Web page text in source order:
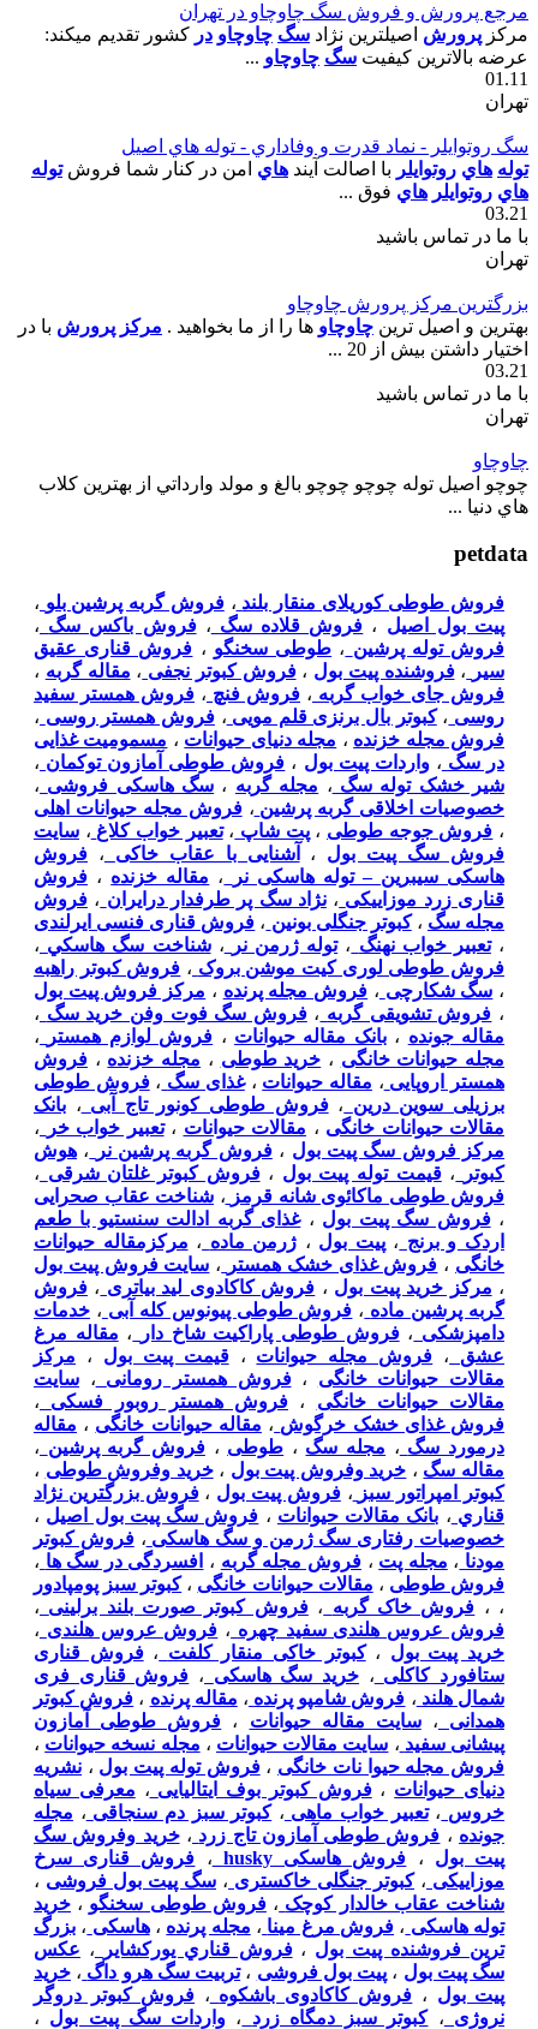
مرجع پرورش و فروش سگ چاوچاو در تهران
مرکز پرورش اصيلترين نژاد سگ چاوچاو در کشور تقديم ميکند:
عرضه بالاترين کيفيت سگ چاوچاو ...
01.11
تهران
سگ روتوايلر - نماد قدرت و وفاداري - توله هاي اصيل
توله هاي روتوايلر با اصالت آيند هاي امن در کنار شما فروشتوله
هاي روتوايلر هاي فوق ...
03.21
با ما در تماس باشید
تهران
بزرگترين مرکز پرورش چاوچاو
بهترين و اصيل ترين چاوچاو ها را از ما بخواهيد . مرکز پرورش با در
اختيار داشتن بيش از 20 ...
03.21
با ما در تماس باشید
تهران
چاوچاو
چوچو اصيل توله چوچو چوچو بالغ و مولد وارداتي از بهترين کلاب
هاي دنيا ...
petdata
فروش طوطی کوریلای منقار بلند ،فروش گربه پرشین بلو ،
پیت بول اصیل ، فروش قلاده سگ ،فروش باکس سگ ،
فروش توله پرشین ، طوطی سخنگو ، فروش قناری عقیق
سیر
،فروشنده پیت بول ،فروش کبوتر نجفی ، مقاله گربه ،
فروش جای خواب گربه ، فروش فنچ ، فروش همستر سفید
روسی ،کبوتر بال برنزی قلم مویی ،فروش همستر روسی ،
فروش مجله خزنده ، مجله دنیای حیوانات ، مسمومیت غذایی
در سگ ،واردات پیت بول ، فروش طوطی آمازون توکمان ،
شیر خشک توله سگ ، مجله گربه ، سگ هاسکی فروشی ،
خصوصیات اخلاقی گربه پرشین ،فروش مجله حیوانات اهلی
، فروش جوجه طوطی ،پت شاپ ،تعبیر خواب کلاغ ، سایت
فروش سگ پیت بول ، آشنایی با عقاب خاکی ، فروش
هاسکی سیبرین – توله هاسکی نر
، مقاله خزنده ، فروش
قناری زرد موزاییکی ،نژاد سگ پر طرفدار درایران ، فروش
مجله سگ ،کبوتر جنگلی بونین ، فروش قناری فنسی ایرلندی
،تعبیر خواب نهنگ ،توله ژرمن نر ،شناخت سگ هاسکي ،
فروش طوطی لوری کیت موشن بروک ، فروش کبوتر راهبه
، سگ شکارچی ، فروش مجله پرنده ، مرکز فروش پیت بول
، فروش تشویقی گربه ،فروش سگ فوت وفن خرید سگ ،
مقاله جونده ،بانک مقاله حیوانات ، فروش لوازم همستر
،
مجله حیوانات خانگی ، خرید طوطی ، مجله خزنده ، فروش
همستر اروپایی ، مقاله حیوانات ،غذای سگ ،فروش طوطی
برزیلی سوین درین ،فروش طوطی کونور تاج آبی ، بانک
مقالات حیوانات خانگی ، مقالات حیوانات ،تعبیر خواب خر
،
مرکز فروش سگ پیت بول ،فروش گربه پرشین نر ، هوش
کبوتر
،قیمت توله پیت بول ،فروش کبوتر غلتان شرقی ،
فروش طوطی ماکائوی شانه قرمز ، شناخت عقاب صحرایی
،فروش سگ پیت بول ،غذای گربه ادالت سنستیو با طعم
اردک و برنج ،پیت بول ، ژرمن ماده ، مرکزمقاله حیوانات
خانگی ، فروش غذای خشک همستر ، سایت فروش پیت بول
، مرکز خرید پیت بول ، فروش کاکادوی لید بیاتری ، فروش
گربه پرشین ماده ، فروش طوطی پیونوس کله آبی ، خدمات
دامپزشکی ،فروش طوطی پاراکیت شاخ دار ، مقاله مرغ
عشق
، فروش مجله حیوانات ،قیمت پیت بول ، مرکز
مقالات حیوانات خانگی ،فروش همستر رومانی ، سایت
مقالات حیوانات خانگی ، فروش همستر روبور فسکی
،
فروش غذای خشک خرگوش ، مقاله حیوانات خانگی ، مقاله
درمورد سگ ، مجله سگ ، طوطی ،فروش گربه پرشین ،
مقاله سگ ، خرید وفروش پیت بول ،خرید وفروش طوطی ،
کبوتر امپراتور سبز ،فروش پیت بول ،فروش بزرگترين نژاد
قناري ، بانک مقالات حیوانات ، فروش سگ پیت بول اصیل ،
خصوصیات رفتاری سگ ژرمن و سگ هاسکی ،فروش کبوتر
مودنا ، مجله پت ،فروش مجله گربه ، افسردگی در سگ ها ،
فروش طوطی ، مقالات حیوانات خانگی ،کبوتر سبز پومپادور
، ، فروش خاک گربه ،فروش کبوتر صورت بلند برلینی ،
فروش عروس هلندی سفید چهره ، فروش عروس هلندی ،
خرید پیت بول ،کبوتر خاکی منقار کلفت ،فروش قناری
ستافورد کاکلی ، خرید سگ هاسکی ، فروش قناری فری
شمال هلند ، فروش شامپو پرنده ، مقاله پرنده ، فروش کبوتر
همدانی
،سایت مقاله حیوانات ، فروش طوطی آمازون
پیشانی سفید ، سایت مقالات حیوانات ، مجله نسخه حیوانات ،
فروش مجله حیوا نات خانگی ،فروش توله پیت بول ، نشریه
دنیای حیوانات ،فروش کبوتر بوف ایتالیایی ، معرفی سیاه
خروس ،تعبیر خواب ماهی ،کبوتر سبز دم سنجاقی ، مجله
جونده ، فروش طوطی آمازون تاج زرد ،خرید وفروش سگ
پیت بول ، فروش هاسکی husky ، فروش قناری سرخ
موزاییکی ،کبوتر جنگلی خاکستری ، سگ پیت بول فروشی ،
شناخت عقاب خالدار کوچک ،فروش طوطی سخنگو ، خرید
توله هاسکی ، فروش مرغ مینا ، مجله پرنده ،هاسکی ، بزرگ
ترین فروشنده پیت بول ،فروش قناري يوركشاير ، عکس
سگ پیت بول ، پیت بول فروشی ،تربیت سگ هرو داگ ، خرید
پیت بول ، فروش کاکادوی باشکوه ، فروش کبوتر دروگر
نروژی ،کبوتر سبز دمگاه زرد ، واردات سگ پیت بول ،